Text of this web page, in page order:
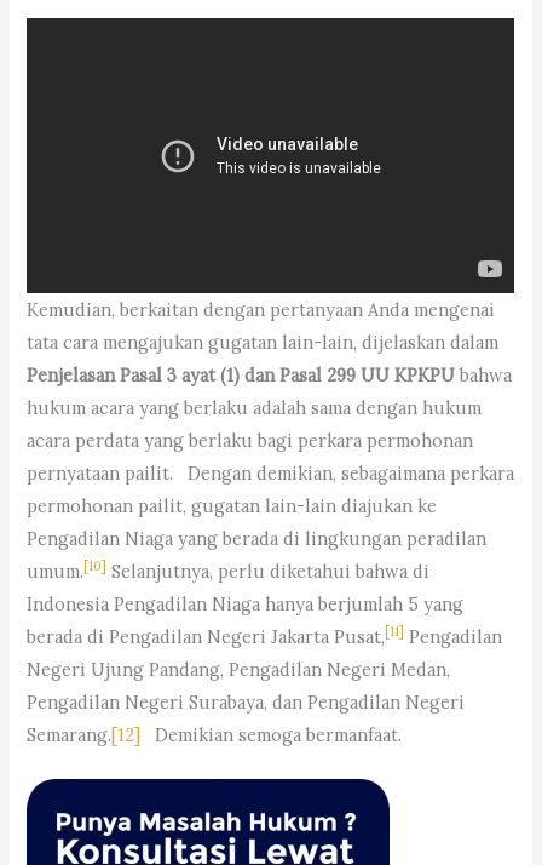
Kemudian, berkaitan dengan pertanyaan Anda mengenai
tata cara mengajukan gugatan lain-lain, dijelaskan dalam
Penjelasan Pasal 3 ayat (1) dan Pasal 299 UU KPKPUbahwa
hukum acara yang berlaku adalah sama dengan hukum
acara perdata yang berlaku bagi perkara permohonan
pernyataan pailit. Dengan demikian, sebagaimana perkara
permohonan pailit, gugatan lain-lain diajukan ke
Pengadilan Niaga yang berada di lingkungan peradilan
umum.[10] Selanjutnya, perlu diketahui bahwa di
Indonesia Pengadilan Niaga hanya berjumlah 5 yang
berada di Pengadilan Negeri Jakarta Pusat,[11] Pengadilan
Negeri Ujung Pandang, Pengadilan Negeri Medan,
Pengadilan Negeri Surabaya, dan Pengadilan Negeri
Semarang.[12] Demikian semoga bermanfaat.